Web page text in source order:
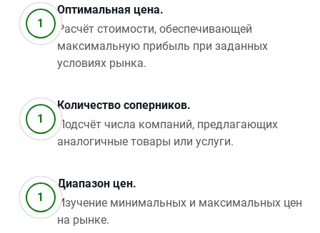
Оптимальная цена.
Расчёт стоимости, обеспечивающей
максимальную прибыль при заданных
условиях рынка.
Количество соперников.
Подсчёт числа компаний, предлагающих
аналогичные товары или услуги.
Диапазон цен.
Изучение минимальных и максимальных цен
на рынке.